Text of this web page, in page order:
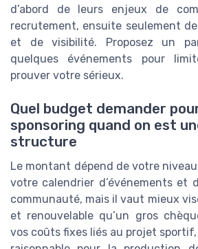
d’abord de leurs enjeux de
recrutement, ensuite seulement
et de visibilité. Proposez un
quelques événements pour
prouver votre sérieux.
Quel budget demander
sponsoring quand on est
structure
Le montant dépend de votre
votre calendrier d’événements et
communauté, mais il vaut mieux
et renouvelable qu’un gros
vos coûts fixes liés au projet